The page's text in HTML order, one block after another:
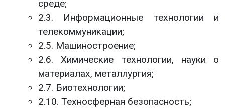
среде;
2.3. Информационные технологии и
телекоммуникации;
2.5. Машиностроение;
2.6. Химические технологии, науки о
материалах, металлургия;
2.7. Биотехнологии;
2.10. Техносферная безопасность;